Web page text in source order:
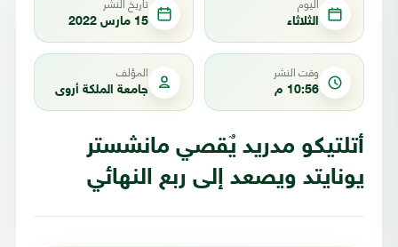
الثلاثاء 15 مارس 2022
وقت النشر
10:56 م
المؤلف
جامعة الملكة أروى
أتلتيكو مدريد يٌقصي مانشستر
يونايتد ويصعد إلى ربع النهائي